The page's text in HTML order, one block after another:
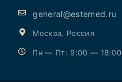
general@estemed.ru
Москва, Россия
Пн — Пт: 9:00 — 18:00